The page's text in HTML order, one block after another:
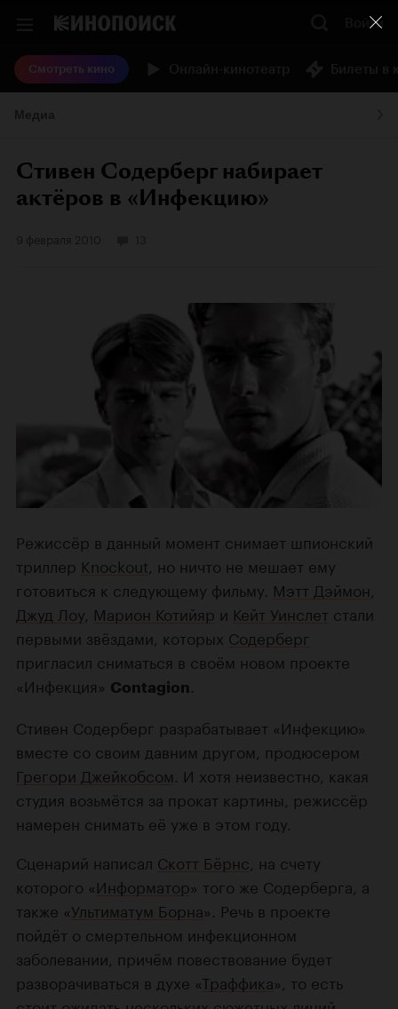
Войти
Смотреть кино
Стивен Содерберг набирает
актёров в «Инфекцию»
Режиссёр в данный момент снимает шпионский
триллер Knockout , но ничто не мешает ему
готовиться к следующему фильму. Мэтт Дэймон
Джуд Лоу Марион Котийяр и Кейт Уинслет стали
первыми звёздами, которых Содерберг
пригласил сниматься в своём новом проекте
«Инфекция» Contagion
Стивен Содерберг разрабатывает «Инфекцию»
вместе со своим давним другом, продюсером
Грегори Джейкобсом . И хотя неизвестно, какая
студия возьмётся за прокат картины, режиссёр
намерен снимать её уже в этом году.
Сценарий написал Скотт Бёрнс , на счету
которого «Информатор» того же Содерберга, а
также «Ультиматум Борна». Речь в проекте
пойдёт о смертельном инфекционном
заболевании, причём повествование будет
разворачиваться в духе «Траффика», то есть